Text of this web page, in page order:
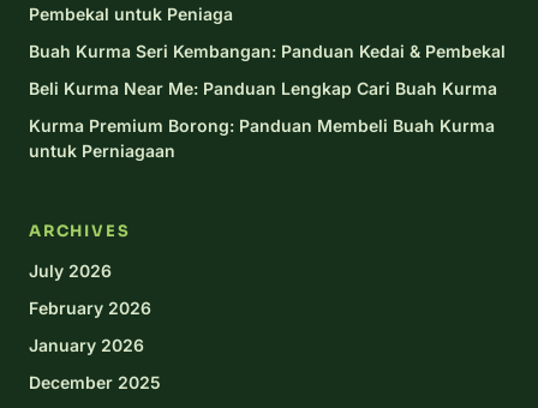
Pembekal untuk Peniaga
Buah Kurma Seri Kembangan: Panduan Kedai & Pembekal
Beli Kurma Near Me: Panduan Lengkap Cari Buah Kurma
Kurma Premium Borong: Panduan Membeli Buah Kurma
untuk Perniagaan
ARCHIVES
July 2026
February 2026
January 2026
December 2025